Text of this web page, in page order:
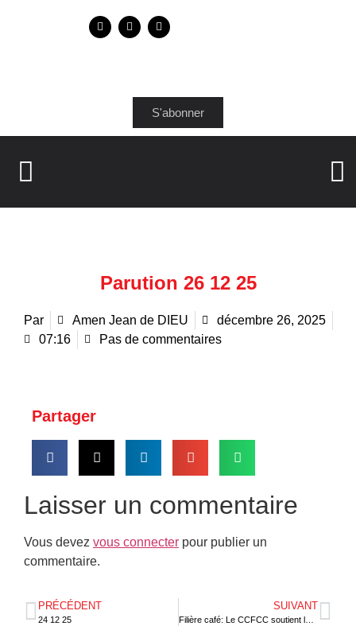
S'abonner
Parution 26 12 25
Par Amen Jean de DIEU
décembre 26, 2025
07:16
Pas de commentaires
Partager
Laisser un commentaire
Vous devez vous connecter pour publier un
commentaire.
PRÉCÉDENT
24 12 25
SUIVANT